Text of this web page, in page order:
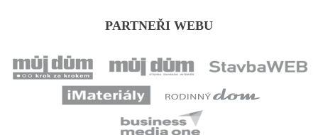
PARTNEŘI WEBU